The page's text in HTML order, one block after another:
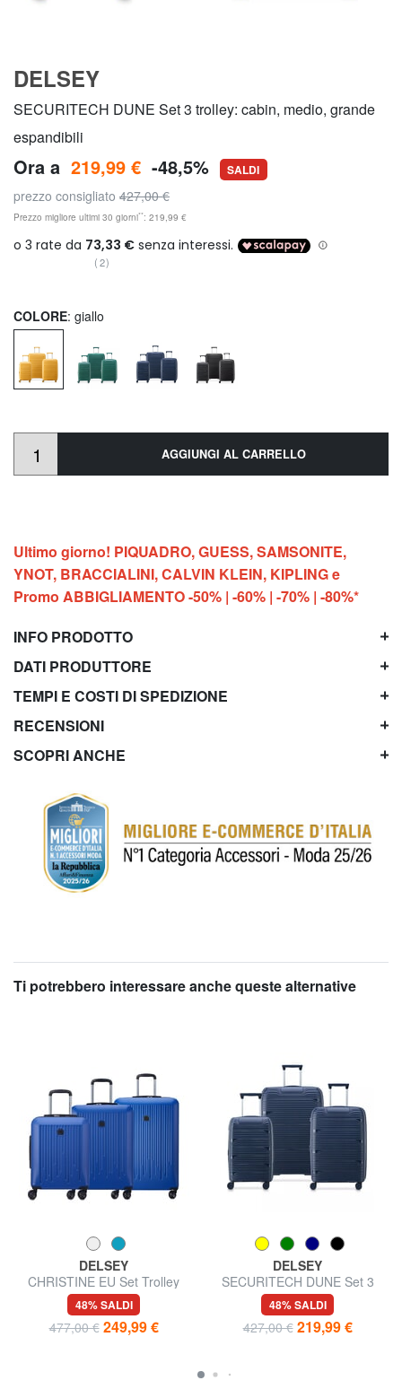
DELSEY
SECURITECH DUNE Set 3 trolley: cabin, medio, grande
espandibili
Ora a 219,99 € -48,5% SALDI
prezzo consigliato 427,00 €
Prezzo migliore ultimi 30 giorni**: 219,99 €
(2)
COLORE: giallo
AGGIUNGI AL CARRELLO
Ultimo giorno! PIQUADRO, GUESS, SAMSONITE,
YNOT, BRACCIALINI, CALVIN KLEIN, KIPLING e
Promo ABBIGLIAMENTO -50% | -60% | -70% | -80%*
INFO PRODOTTO
DATI PRODUTTORE
TEMPI E COSTI DI SPEDIZIONE
RECENSIONI
SCOPRI ANCHE
Ti potrebbero interessare anche queste alternative
DELSEY
CHRISTINE EU Set Trolley
Cabin + Medio + Grande
48% SALDI
477,00 € 249,99 €
DELSEY
SECURITECH DUNE Set 3
trolley: cabin, medio, grande
espandibili
48% SALDI
427,00 € 219,99 €